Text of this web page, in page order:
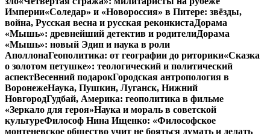
Империи«Соледар» и «Новороссия» в Питере: звёзды,
война, Русская весна и русская реконкистаДорама
«Мышь»: древнейший детектив и родителиДорама
«Мышь»: новый Эдип и наука в роли
АполлонаГеополитика: от географии до риторики«Сказка
о золотом петушке»: теологический и политический
аспектВесенний подарокГородская антропология в
ВоронежеНаука, Пушкин, Луганск, Нижний
НовгородГудбай, Америка: геополитика в фильме
«Зеркало для героя»Наука и мораль в советской
культуреФилософ Нина Ищенко: «Философское
монтеневское общество учит не бояться думать и делать